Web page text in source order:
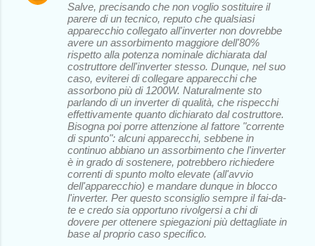
Salve, precisando che non voglio sostituire il
parere di un tecnico, reputo che qualsiasi
apparecchio collegato all'inverter non dovrebbe
avere un assorbimento maggiore dell'80%
rispetto alla potenza nominale dichiarata dal
costruttore dell'inverter stesso. Dunque, nel suo
caso, eviterei di collegare apparecchi che
assorbono più di 1200W. Naturalmente sto
parlando di un inverter di qualità, che rispecchi
effettivamente quanto dichiarato dal costruttore.
Bisogna poi porre attenzione al fattore "corrente
di spunto": alcuni apparecchi, sebbene in
continuo abbiano un assorbimento che l'inverter
è in grado di sostenere, potrebbero richiedere
correnti di spunto molto elevate (all'avvio
dell'apparecchio) e mandare dunque in blocco
l'inverter. Per questo sconsiglio sempre il fai-da-
te e credo sia opportuno rivolgersi a chi di
dovere per ottenere spiegazioni più dettagliate in
base al proprio caso specifico.